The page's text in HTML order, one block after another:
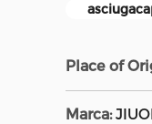
Place of
Marca: